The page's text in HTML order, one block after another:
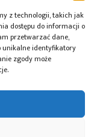
z technologii, takich jak
dostępu do informacji o
przetwarzać dane,
unikalne identyfikatory
zgody może